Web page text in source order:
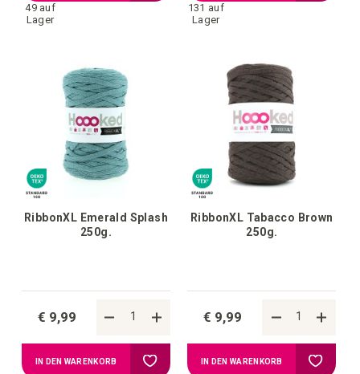
49 auf
Lager
Wunschliste
131 auf
Lager
RibbonXL Emerald Splash
250g.
€ 9,99
IN DEN WARENKORB Zur
RibbonXL Tabacco Brown
250g.
€ 9,99
IN DEN WARENKORB Zur